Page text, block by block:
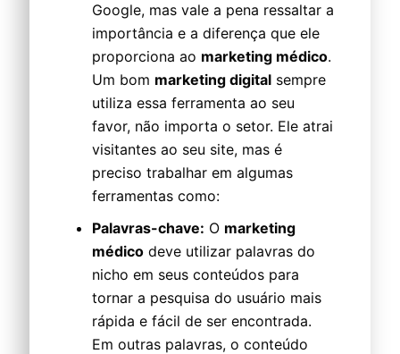
Google, mas vale a pena ressaltar a
importância e a diferença que ele
proporciona ao marketing médico.
Um bom marketing digital sempre
utiliza essa ferramenta ao seu
favor, não importa o setor. Ele atrai
visitantes ao seu site, mas é
preciso trabalhar em algumas
ferramentas como:
Palavras-chave: O marketing
médico deve utilizar palavras do
nicho em seus conteúdos para
tornar a pesquisa do usuário mais
rápida e fácil de ser encontrada.
Em outras palavras, o conteúdo